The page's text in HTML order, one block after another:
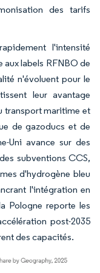
des tarifs
l'intensité
labels RFNBO de
n'évoluent pour le
leur avantage
transport maritime et
de gazoducs et de
Uni avance sur des
subventions CCS,
d'hydrogène bleu
l'intégration en
Pologne reporte les
post-2035
des capacités.